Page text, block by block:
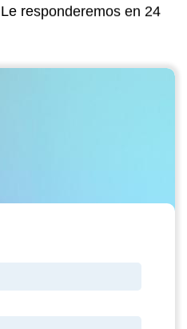
responderemos en 24